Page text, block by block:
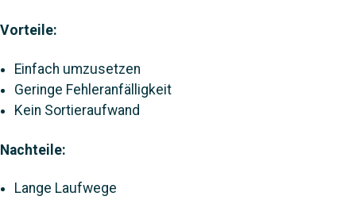
Vorteile:
Einfach umzusetzen
Geringe Fehleranfälligkeit
Kein Sortieraufwand
Nachteile:
Lange Laufwege